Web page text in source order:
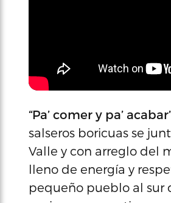
“Pa’ comer y pa’
salseros boricuas se
Valle y con arreglo del
lleno de energía y
pequeño pueblo al sur